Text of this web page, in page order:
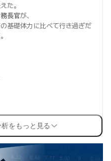
た。
長官が、
基礎体力に比べて行き過ぎだ
をもっと見る